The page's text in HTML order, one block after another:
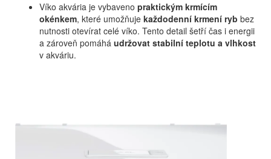
Víko akvária je vybaveno praktickým krmícím
okénkem, které umožňuje každodenní krmení ryb bez
nutnosti otevírat celé víko. Tento detail šetří čas i energii
a zároveň pomáhá udržovat stabilní teplotu a vlhkost
v akváriu.